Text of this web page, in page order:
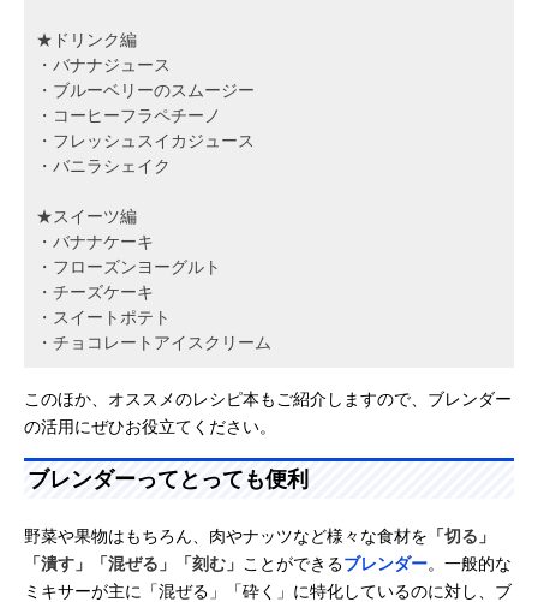
★ドリンク編
・バナナジュース
・ブルーベリーのスムージー
・コーヒーフラペチーノ
・フレッシュスイカジュース
・バニラシェイク
★スイーツ編
・バナナケーキ
・フローズンヨーグルト
・チーズケーキ
・スイートポテト
・チョコレートアイスクリーム
このほか、オススメのレシピ本もご紹介しますので、ブレンダー
の活用にぜひお役立てください。
ブレンダーってとっても便利
野菜や果物はもちろん、肉やナッツなど様々な食材を 「切る」
「潰す」「混ぜる」「刻む」 ことができるブレンダー。一般的な
ミキサーが主に「混ぜる」「砕く」に特化しているのに対し、ブ